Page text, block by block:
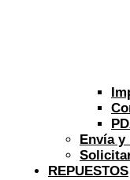
Envía y
REPUESTOS